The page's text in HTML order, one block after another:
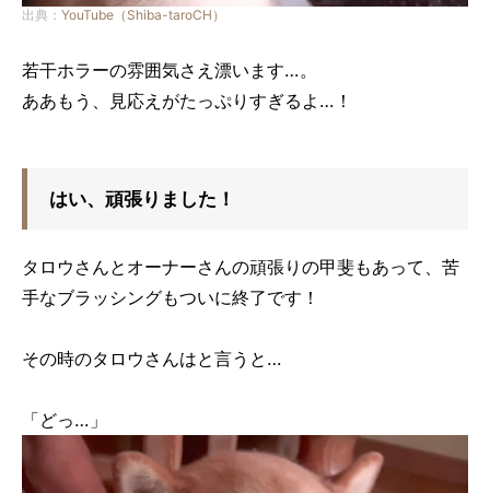
出典： YouTube（Shiba-taroCH）
若干ホラーの雰囲気さえ漂います…。
ああもう、見応えがたっぷりすぎるよ…！
はい、頑張りました！
タロウさんとオーナーさんの頑張りの甲斐もあって、苦
手なブラッシングもついに終了です！
その時のタロウさんはと言うと…
「どっ…」